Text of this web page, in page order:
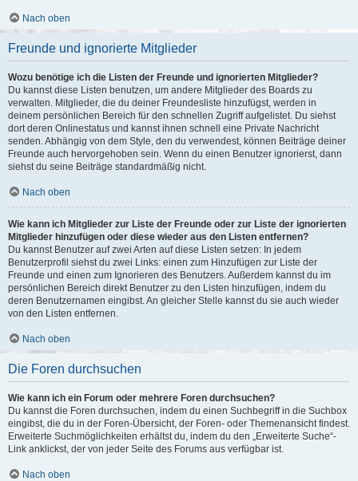
Nach oben
Freunde und ignorierte Mitglieder
Wozu benötige ich die Listen der Freunde und ignorierten Mitglieder?
Du kannst diese Listen benutzen, um andere Mitglieder des Boards zu
verwalten. Mitglieder, die du deiner Freundesliste hinzufügst, werden in
deinem persönlichen Bereich für den schnellen Zugriff aufgelistet. Du siehst
dort deren Onlinestatus und kannst ihnen schnell eine Private Nachricht
senden. Abhängig von dem Style, den du verwendest, können Beiträge deiner
Freunde auch hervorgehoben sein. Wenn du einen Benutzer ignorierst, dann
siehst du seine Beiträge standardmäßig nicht.
Nach oben
Wie kann ich Mitglieder zur Liste der Freunde oder zur Liste der ignorierten
Mitglieder hinzufügen oder diese wieder aus den Listen entfernen?
Du kannst Benutzer auf zwei Arten auf diese Listen setzen: In jedem
Benutzerprofil siehst du zwei Links: einen zum Hinzufügen zur Liste der
Freunde und einen zum Ignorieren des Benutzers. Außerdem kannst du im
persönlichen Bereich direkt Benutzer zu den Listen hinzufügen, indem du
deren Benutzernamen eingibst. An gleicher Stelle kannst du sie auch wieder
von den Listen entfernen.
Nach oben
Die Foren durchsuchen
Wie kann ich ein Forum oder mehrere Foren durchsuchen?
Du kannst die Foren durchsuchen, indem du einen Suchbegriff in die Suchbox
eingibst, die du in der Foren-Übersicht, der Foren- oder Themenansicht findest.
Erweiterte Suchmöglichkeiten erhältst du, indem du den „Erweiterte Suche“-
Link anklickst, der von jeder Seite des Forums aus verfügbar ist.
Nach oben